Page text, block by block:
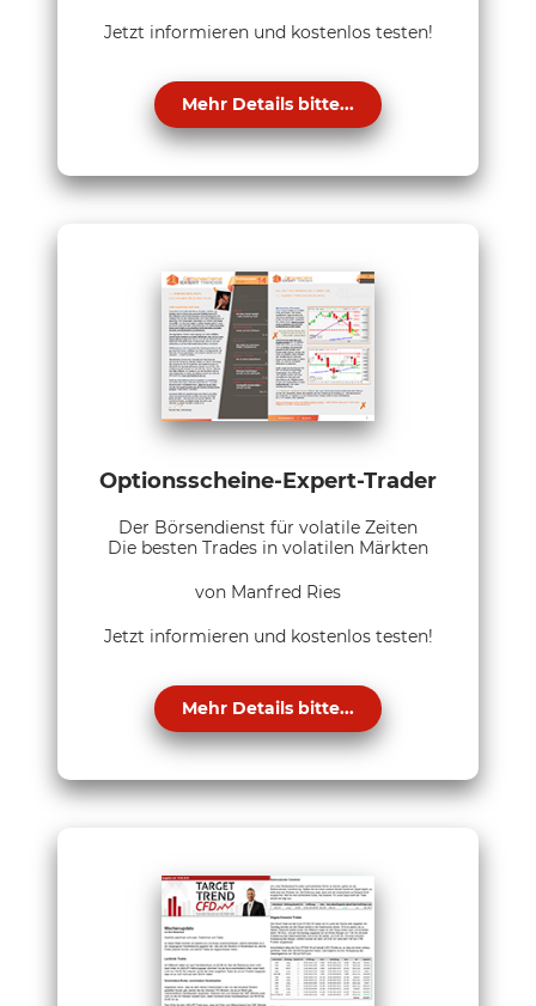
Jetzt informieren und kostenlos testen!
Mehr Details bitte...
Optionsscheine-Expert-Trader
Der Börsendienst für volatile Zeiten
Die besten Trades in volatilen Märkten
von Manfred Ries
Jetzt informieren und kostenlos testen!
Mehr Details bitte...